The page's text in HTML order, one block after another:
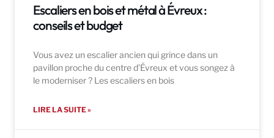
Escaliers en bois et métal à Évreux :
conseils et budget
Vous avez un escalier ancien qui grince dans un
pavillon proche du centre d’Évreux et vous songez à
le moderniser ? Les escaliers en bois
LIRE LA SUITE »